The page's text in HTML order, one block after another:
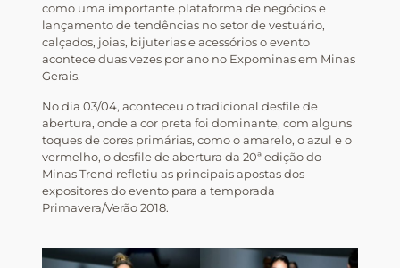
como uma importante plataforma de negócios e
lançamento de tendências no setor de vestuário,
calçados, joias, bijuterias e acessórios o evento
acontece duas vezes por ano no Expominas em Minas
Gerais.
No dia 03/04, aconteceu o tradicional desfile de
abertura, onde a cor preta foi dominante, com alguns
toques de cores primárias, como o amarelo, o azul e o
vermelho, o desfile de abertura da 20ª edição do
Minas Trend refletiu as principais apostas dos
expositores do evento para a temporada
Primavera/Verão 2018.